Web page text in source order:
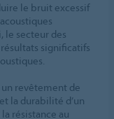
le bruit excessif
le secteur des
significatifs
revêtement de
la durabilité d’un
résistance au